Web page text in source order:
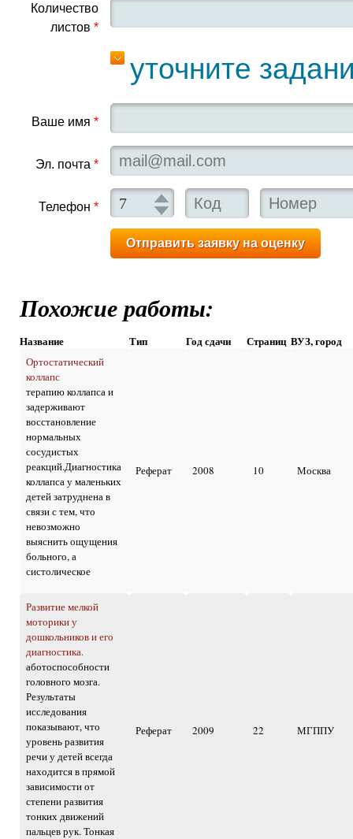
Количество
листов *
уточните
Ваше имя *
Эл. почта *
Телефон *
Похожие работы:
Название Тип Год сдачи Страниц ВУЗ, город
Ортостатический
коллапс
терапию коллапса и
задерживают
восстановление
нормальных
сосудистых
реакций.Диагностика
коллапса у маленьких
детей затруднена в
связи с тем, что
невозможно
выяснить ощущения
больного, а
систолическое
Реферат 2008 10 Москва
Развитие мелкой
моторики у
дошкольников и его
диагностика.
аботоспособности
головного мозга.
Результаты
исследования
показывают, что
уровень развития
речи у детей всегда
находится в прямой
зависимости от
степени развития
тонких движений
пальцев рук. Тонкая
Реферат 2009 22 МГППУ